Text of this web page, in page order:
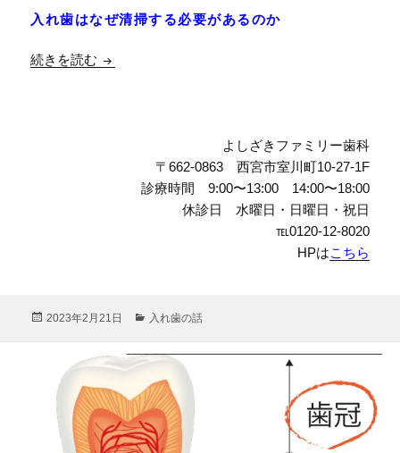
入れ歯はなぜ清掃する必要があるのか
続きを読む 【学会ガイドライン】入れ歯の洗浄剤は使った
よしざきファミリー歯科
〒662-0863 西宮市室川町10-27-1F
診療時間 9:00〜13:00 14:00〜18:00
休診日 水曜日・日曜日・祝日
℡0120-12-8020
HPはこちら
投
2023年2月21日
カ
ー
入れ歯の話